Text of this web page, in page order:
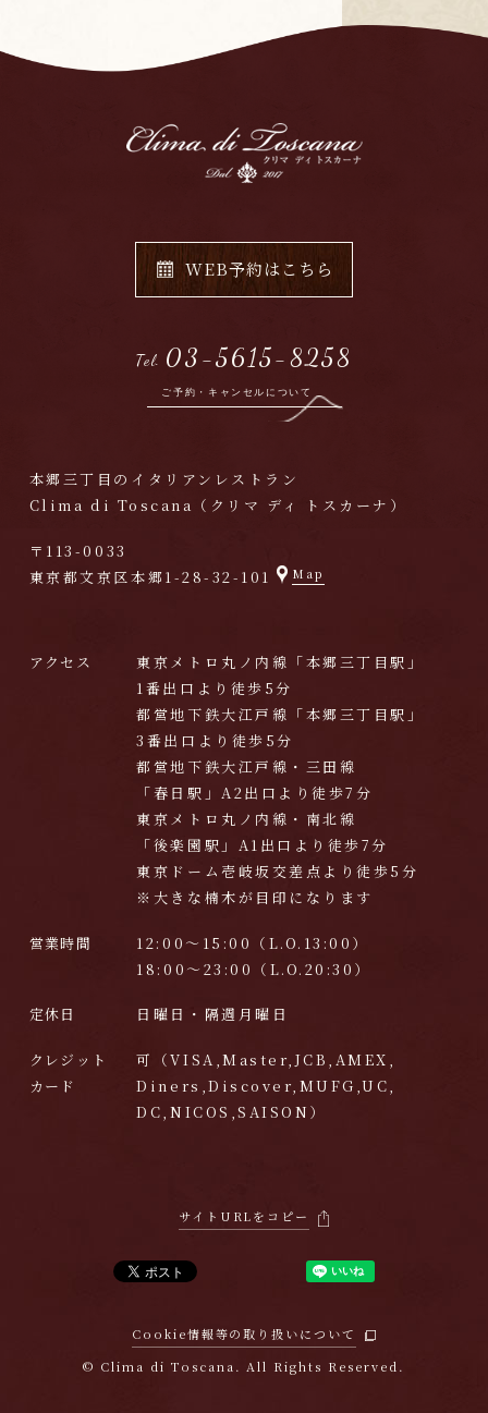
WEB予約はこちら
Tel. 03-5615-8258
ご予約・キャンセルについて
本郷三丁目のイタリアンレストラン
Clima di Toscana（クリマ ディ トスカーナ）
〒113-0033
東京都文京区本郷1-28-32-101
Map
アクセス
東京メトロ丸ノ内線「本郷三丁目駅」
1番出口より徒歩5分
都営地下鉄大江戸線「本郷三丁目駅」
3番出口より徒歩5分
都営地下鉄大江戸線・三田線
「春日駅」A2出口より徒歩7分
東京メトロ丸ノ内線・南北線
「後楽園駅」A1出口より徒歩7分
東京ドーム壱岐坂交差点より徒歩5分
※大きな楠木が目印になります
営業時間
12:00～15:00（L.O.13:00）
18:00～23:00（L.O.20:30）
定休日 日曜日・隔週月曜日
クレジット
カード
可（VISA,Master,JCB,AMEX,
Diners,Discover, MUFG,UC,
DC,NICOS,SAISON）
サイトURLをコピー
Cookie情報等の取り扱いについて
© Clima di Toscana. All Rights Reserved.